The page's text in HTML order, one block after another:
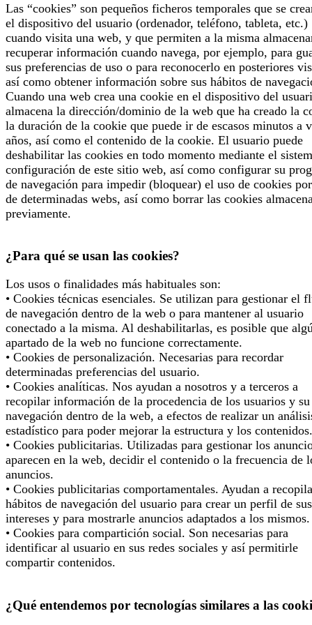
Las “cookies” son pequeños ficheros temporales que se
el dispositivo del usuario (ordenador, teléfono, tableta, etc.)
cuando visita una web, y que permiten a la misma
recuperar información cuando navega, por ejemplo, para
sus preferencias de uso o para reconocerlo en posteriores
así como obtener información sobre sus hábitos de
Cuando una web crea una cookie en el dispositivo del
almacena la dirección/dominio de la web que ha creado la
la duración de la cookie que puede ir de escasos minutos a
años, así como el contenido de la cookie. El usuario puede
deshabilitar las cookies en todo momento mediante el
configuración de este sitio web, así como configurar su
de navegación para impedir (bloquear) el uso de cookies
de determinadas webs, así como borrar las cookies
previamente.
¿Para qué se usan las cookies?
Los usos o finalidades más habituales son:
• Cookies técnicas esenciales. Se utilizan para gestionar el
de navegación dentro de la web o para mantener al usuario
conectado a la misma. Al deshabilitarlas, es posible que
apartado de la web no funcione correctamente.
• Cookies de personalización. Necesarias para recordar
determinadas preferencias del usuario.
• Cookies analíticas. Nos ayudan a nosotros y a terceros a
recopilar información de la procedencia de los usuarios y su
navegación dentro de la web, a efectos de realizar un
estadístico para poder mejorar la estructura y los contenidos.
• Cookies publicitarias. Utilizadas para gestionar los
aparecen en la web, decidir el contenido o la frecuencia de
anuncios.
• Cookies publicitarias comportamentales. Ayudan a
hábitos de navegación del usuario para crear un perfil de sus
intereses y para mostrarle anuncios adaptados a los mismos.
• Cookies para compartición social. Son necesarias para
identificar al usuario en sus redes sociales y así permitirle
compartir contenidos.
¿Qué entendemos por tecnologías similares a las